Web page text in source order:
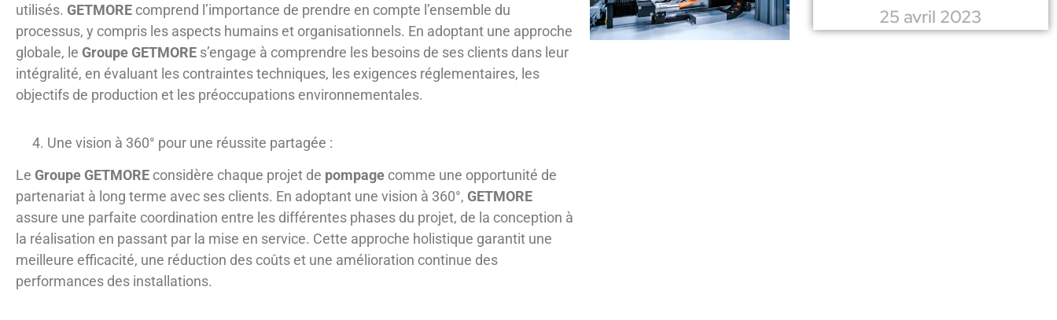
utilisés. GETMORE comprend l’importance de prendre en compte l’ensemble du
processus, y compris les aspects humains et organisationnels. En adoptant une approche
globale, le Groupe GETMORE s’engage à comprendre les besoins de ses clients dans leur
intégralité, en évaluant les contraintes techniques, les exigences réglementaires, les
objectifs de production et les préoccupations environnementales.
Une vision à 360° pour une réussite partagée :
Le Groupe GETMORE considère chaque projet de pompage comme une opportunité de
partenariat à long terme avec ses clients. En adoptant une vision à 360°, GETMORE
assure une parfaite coordination entre les différentes phases du projet, de la conception à
la réalisation en passant par la mise en service. Cette approche holistique garantit une
meilleure efficacité, une réduction des coûts et une amélioration continue des
performances des installations.
25 avril 2023